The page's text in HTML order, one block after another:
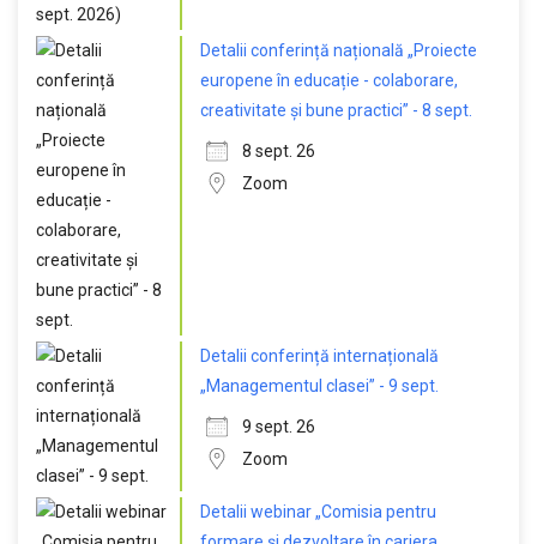
Detalii conferință națională „Proiecte
europene în educație - colaborare,
creativitate și bune practici” - 8 sept.
8 sept. 26
Zoom
Detalii conferință internațională
„Managementul clasei” - 9 sept.
9 sept. 26
Zoom
Detalii webinar „Comisia pentru